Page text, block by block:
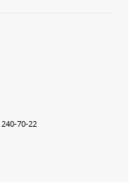
240-70-22